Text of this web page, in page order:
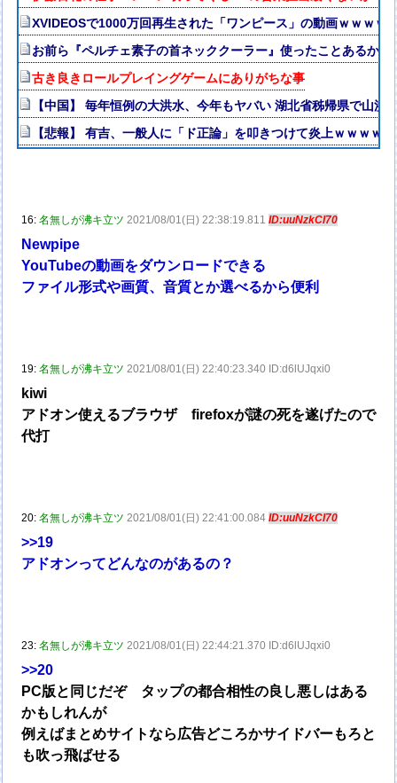
XVIDEOSで1000万回再生された「ワンピース」の動画ｗｗｗｗ
お前ら『ペルチェ素子の首ネッククーラー』使ったことあるか？
古き良きロールプレイングゲームにありがちな事
【中国】 毎年恒例の大洪水、今年もヤバい 湖北省秭帰県で山
【悲報】 有吉、一般人に「ド正論」を叩きつけて炎上ｗｗｗｗ
16:名無しが沸キ立ツ 2021/08/01(日) 22:38:19.811ID:uuNzkCI70
Newpipe
YouTubeの動画をダウンロードできる
ファイル形式や画質、音質とか選べるから便利
19:名無しが沸キ立ツ 2021/08/01(日) 22:40:23.340 ID:d6lUJqxi0
kiwi
アドオン使えるブラウザ firefoxが謎の死を遂げたので
代打
20:名無しが沸キ立ツ 2021/08/01(日) 22:41:00.084ID:uuNzkCI70
>>19
アドオンってどんなのがあるの？
23:名無しが沸キ立ツ 2021/08/01(日) 22:44:21.370 ID:d6lUJqxi0
>>20
PC版と同じだぞ タップの都合相性の良し悪しはある
かもしれんが
例えばまとめサイトなら広告どころかサイドバーもろと
も吹っ飛ばせる